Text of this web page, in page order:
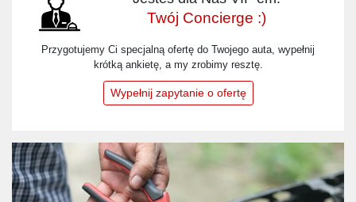
Twój Concierge :)
Przygotujemy Ci specjalną ofertę do Twojego auta, wypełnij
krótką ankietę, a my zrobimy resztę.
Wypełnij zapytanie o ofertę